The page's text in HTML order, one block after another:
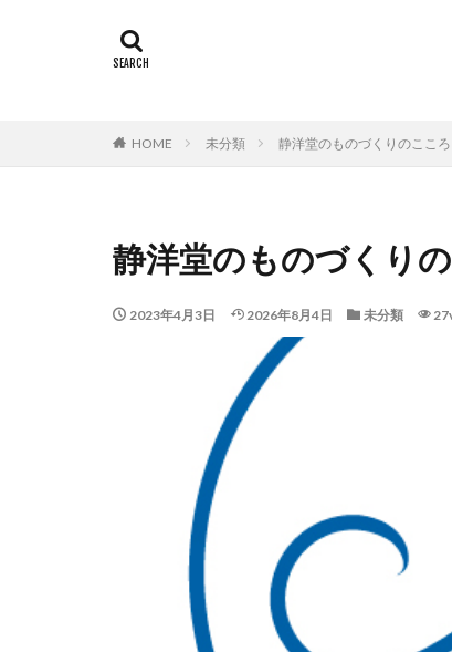
HOME 未分類 静洋堂のものづくりのこころ
静洋堂のものづくり
2023年4月3日 2026年8月4日 未分類